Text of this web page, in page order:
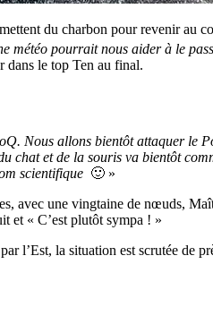
du charbon pour revenir au
météo pourrait nous aider à le
dans le top Ten au final.
Nous allons bientôt attaquer le
chat et de la souris va bientôt
scientifique 🙂 »
avec une vingtaine de nœuds,
et « C’est plutôt sympa ! »
l’Est, la situation est scrutée